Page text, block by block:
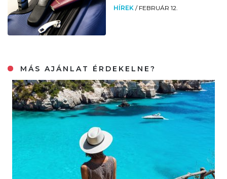
HÍREK / FEBRUÁR 12.
MÁS AJÁNLAT ÉRDEKELNE?